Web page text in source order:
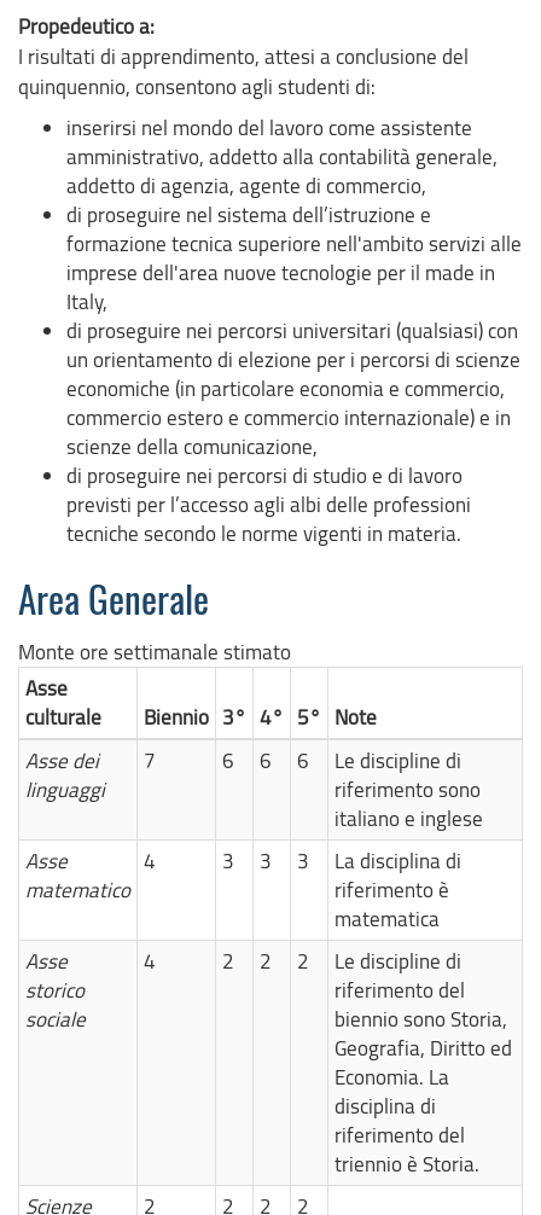
Propedeutico a:
I risultati di apprendimento, attesi a conclusione del
quinquennio, consentono agli studenti di:
inserirsi nel mondo del lavoro come assistente
amministrativo, addetto alla contabilità generale,
addetto di agenzia, agente di commercio,
di proseguire nel sistema dell’istruzione e
formazione tecnica superiore nell'ambito servizi alle
imprese dell'area nuove tecnologie per il made in
Italy,
di proseguire nei percorsi universitari (qualsiasi) con
un orientamento di elezione per i percorsi di scienze
economiche (in particolare economia e commercio,
commercio estero e commercio internazionale) e in
scienze della comunicazione,
di proseguire nei percorsi di studio e di lavoro
previsti per l’accesso agli albi delle professioni
tecniche secondo le norme vigenti in materia.
Area Generale
Monte ore settimanale stimato
Asse
culturale
Biennio 3° 4° 5°
Note
Asse dei
linguaggi
7 6 6 6
Le discipline di
riferimento sono
italiano e inglese
Asse
matematico
4 3 3 3
La disciplina di
riferimento è
matematica
Asse
storico
sociale
4 2 2 2
Le discipline di
riferimento del
biennio sono Storia,
Geografia, Diritto ed
Economia. La
disciplina di
riferimento del
triennio è Storia.
Scienze
2 2 2 2